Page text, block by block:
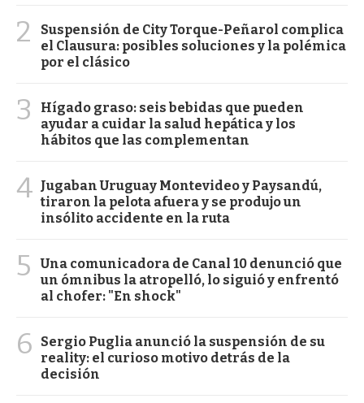
2
Suspensión de City Torque-Peñarol complica
el Clausura: posibles soluciones y la polémica
por el clásico
3
Hígado graso: seis bebidas que pueden
ayudar a cuidar la salud hepática y los
hábitos que las complementan
4 Jugaban Uruguay Montevideo y Paysandú,
tiraron la pelota afuera y se produjo un
insólito accidente en la ruta
5
Una comunicadora de Canal 10 denunció que
un ómnibus la atropelló, lo siguió y enfrentó
al chofer: "En shock"
6
Sergio Puglia anunció la suspensión de su
reality: el curioso motivo detrás de la
decisión